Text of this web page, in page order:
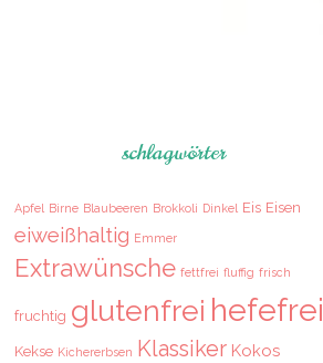
schlagwörter
Apfel Birne Blaubeeren Brokkoli Dinkel Eis Eisen
eiweißhaltig Emmer
Extrawünsche fettfrei fluffig frisch
fruchtig glutenfrei hefefrei
Kekse Kichererbsen Klassiker Kokos